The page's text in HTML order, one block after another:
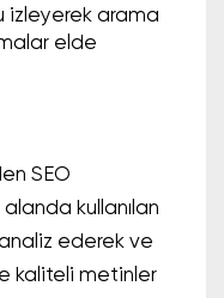
izleyerek arama
elde
SEO
kullanılan
ederek ve
kaliteli metinler